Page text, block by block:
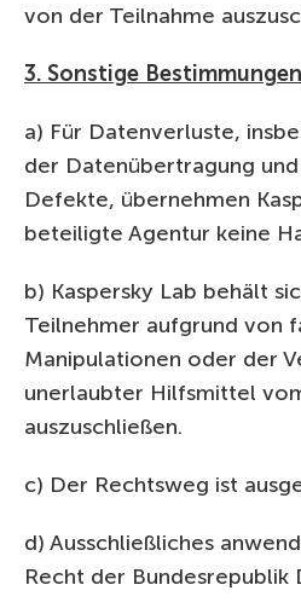
von der Teilnahme
3. Sonstige Bestimmungen
a) Für Datenverluste,
der Datenübertragung
Defekte, übernehmen
beteiligte Agentur keine
b) Kaspersky Lab behält
Teilnehmer aufgrund von
Manipulationen oder der
unerlaubter Hilfsmittel
auszuschließen.
c) Der Rechtsweg ist
d) Ausschließliches
Recht der Bundesrepublik